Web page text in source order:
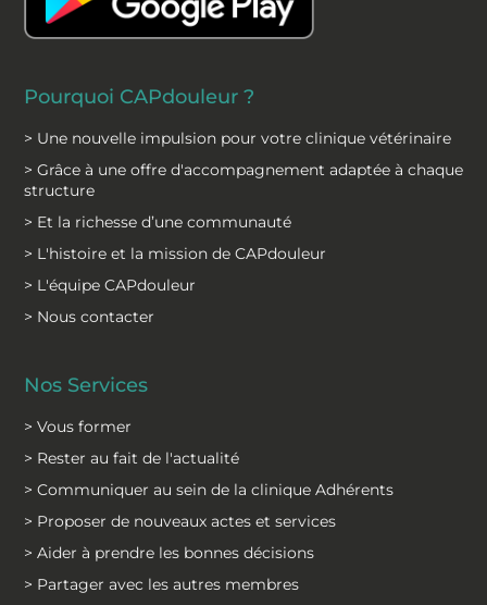
Pourquoi CAPdouleur ?
> Une nouvelle impulsion pour votre clinique vétérinaire
> Grâce à une offre d'accompagnement adaptée à chaque
structure
> Et la richesse d’une communauté
> L'histoire et la mission de CAPdouleur
> L'équipe CAPdouleur
> Nous contacter
Nos Services
> Vous former
> Rester au fait de l'actualité
> Communiquer au sein de la clinique Adhérents
> Proposer de nouveaux actes et services
> Aider à prendre les bonnes décisions
> Partager avec les autres membres